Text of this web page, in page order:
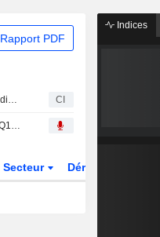
Rapport PDF
Shree Cement Limited approuve le dividende final pour l'exercice clos au 31 mars 2026 CI
Transcript : Shree Cement Limited, Q1 2027 Earnings Call, Jul 31, 2026
Secteur Dérivés
Indices